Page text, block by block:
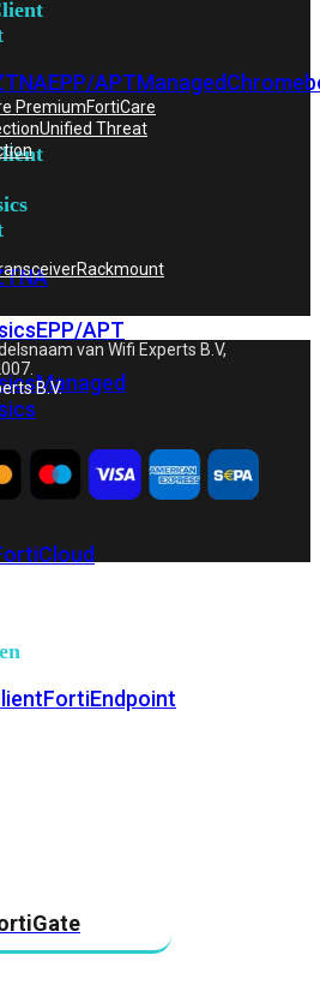
EPP/APTManaged
EPP/APT
Managed
FortiEndpoint
PremiumFortiCare
Unified Threat
Rackmount
van Wifi Experts B.V,
B.V.